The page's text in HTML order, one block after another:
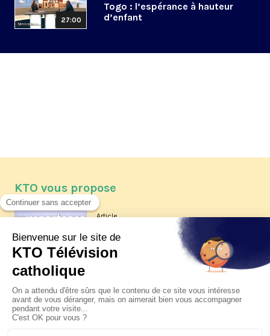
27:00
Togo : l’espérance à hauteur
d’enfant
KTO vous propose
Article
Les reportages d'été 2026 de KTO
La visite pastorale du pape Léon
XIV à Assise à suivre sur KTO le
jeudi 6 août